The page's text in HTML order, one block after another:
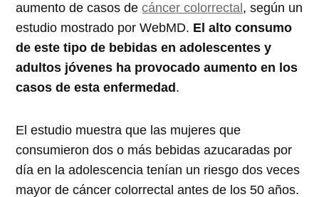
aumento de casos decáncer colorrectal , según un
estudio mostrado por WebMD. El alto consumo
de este tipo de bebidas en adolescentes y
adultos jóvenes ha provocado aumento en los
casos de esta enfermedad .
El estudio muestra que las mujeres que
consumieron dos o más bebidas azucaradas por
día en la adolescencia tenían un riesgo dos veces
mayor de cáncer colorrectal antes de los 50 años.